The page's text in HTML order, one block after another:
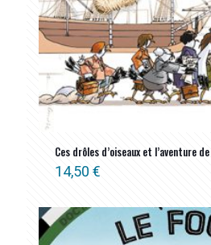
Ces drôles d’oiseaux et l’aventure
14,50 €